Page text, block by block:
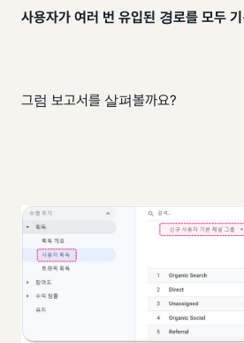
사용자가 여러 번 유입된 경로를 모두
그럼 보고서를 살펴볼까요?